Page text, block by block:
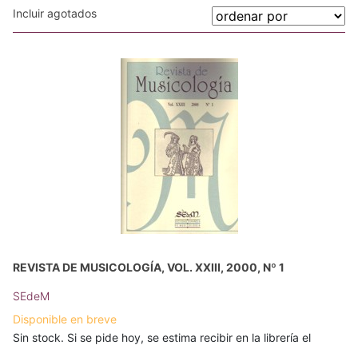
Incluir agotados
REVISTA DE MUSICOLOGÍA, VOL. XXIII, 2000, Nº 1
SEdeM
Disponible en breve
Sin stock. Si se pide hoy, se estima recibir en la librería el